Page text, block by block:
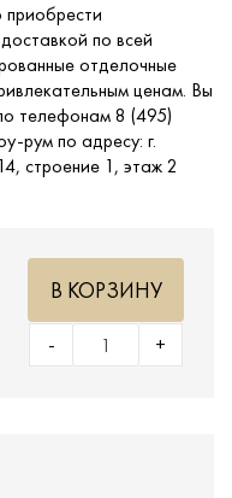
по всей
отделочные
ценам. Вы
телефонам 8 (495)
рум по адресу: г.
строение 1, этаж 2
+
-
В КОРЗИНУ